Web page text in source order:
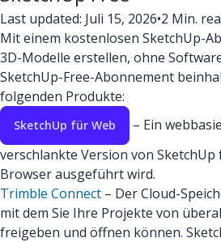
Last updated: Juli 15, 2026•2 Min.
Mit einem kostenlosen SketchUp-
3D-Modelle erstellen, ohne
SketchUp-Free-Abonnement
folgenden Produkte:
SketchUp für Web
– Ein
verschlankte Version von
Browser ausgeführt wird.
Trimble Connect – Der Cloud-
mit dem Sie Ihre Projekte von
freigeben und öffnen können.